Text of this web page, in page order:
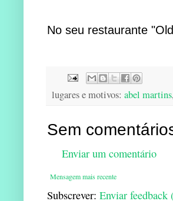
No seu restaurante
lugares e motivos: abel martins,
Sem
Enviar um comentário
Mensagem mais recente
Subscrever: Enviar feedback